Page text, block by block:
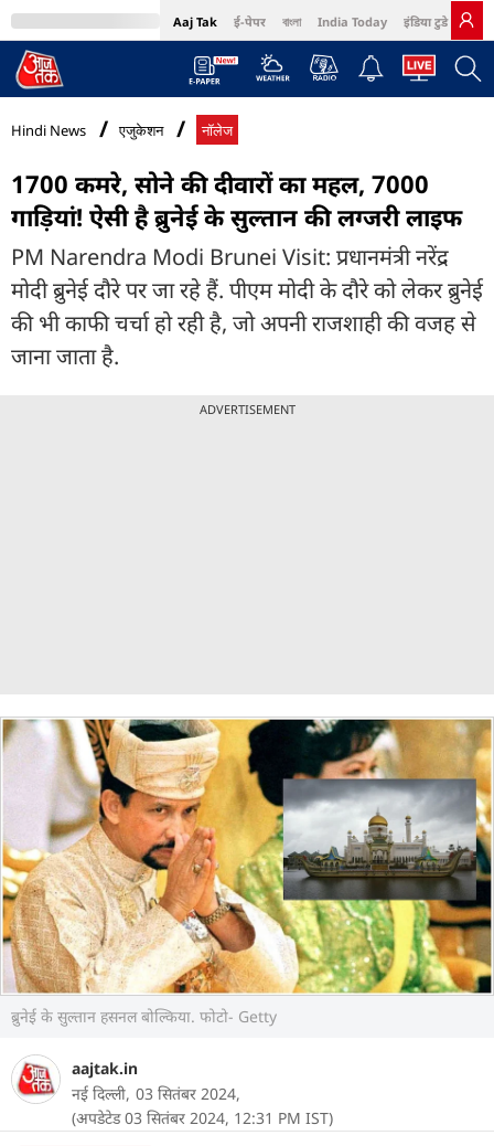
Aaj Tak ई-पेपर বাংলা India Today इंडिया टुडे हिंदी
MumbaiTak Cosmopolitan Harper's Bazaar Northeast
Hindi News एजुकेशन नॉलेज
1700 कमरे, सोने की दीवारों का महल, 7000
गाड़ियां! ऐसी है ब्रुनेई के सुल्तान की लग्जरी लाइफ
PM Narendra Modi Brunei Visit: प्रधानमंत्री नरेंद्र
मोदी ब्रुनेई दौरे पर जा रहे हैं. पीएम मोदी के दौरे को लेकर ब्रुनेई
की भी काफी चर्चा हो रही है, जो अपनी राजशाही की वजह से
जाना जाता है.
ADVERTISEMENT
ब्रुनेई के सुल्तान हसनल बोल्किया. फोटो- Getty
aajtak.in
नई दिल्ली, 03 सितंबर 2024,
(अपडेटेड 03 सितंबर 2024, 12:31 PM IST)